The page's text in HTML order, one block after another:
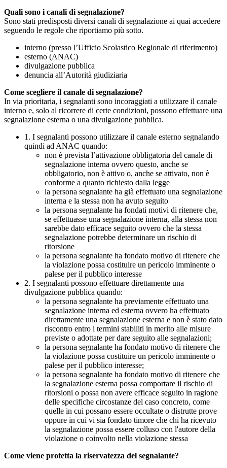
Quali sono i canali di segnalazione?
Sono stati predisposti diversi canali di segnalazione ai quai accedere
seguendo le regole che riportiamo più sotto.
interno (presso l’Ufficio Scolastico Regionale di riferimento)
esterno (ANAC)
divulgazione pubblica
denuncia all’Autorità giudiziaria
Come scegliere il canale di segnalazione?
In via prioritaria, i segnalanti sono incoraggiati a utilizzare il canale
interno e, solo al ricorrere di certe condizioni, possono effettuare una
segnalazione esterna o una divulgazione pubblica.
1. I segnalanti possono utilizzare il canale esterno segnalando
quindi ad ANAC quando:
non è prevista l’attivazione obbligatoria del canale di
segnalazione interna ovvero questo, anche se
obbligatorio, non è attivo o, anche se attivato, non è
conforme a quanto richiesto dalla legge
la persona segnalante ha già effettuato una segnalazione
interna e la stessa non ha avuto seguito
la persona segnalante ha fondati motivi di ritenere che,
se effettuasse una segnalazione interna, alla stessa non
sarebbe dato efficace seguito ovvero che la stessa
segnalazione potrebbe determinare un rischio di
ritorsione
la persona segnalante ha fondato motivo di ritenere che
la violazione possa costituire un pericolo imminente o
palese per il pubblico interesse
2. I segnalanti possono effettuare direttamente una
divulgazione pubblica quando:
la persona segnalante ha previamente effettuato una
segnalazione interna ed esterna ovvero ha effettuato
direttamente una segnalazione esterna e non è stato dato
riscontro entro i termini stabiliti in merito alle misure
previste o adottate per dare seguito alle segnalazioni;
la persona segnalante ha fondato motivo di ritenere che
la violazione possa costituire un pericolo imminente o
palese per il pubblico interesse;
la persona segnalante ha fondato motivo di ritenere che
la segnalazione esterna possa comportare il rischio di
ritorsioni o possa non avere efficace seguito in ragione
delle specifiche circostanze del caso concreto, come
quelle in cui possano essere occultate o distrutte prove
oppure in cui vi sia fondato timore che chi ha ricevuto
la segnalazione possa essere colluso con l'autore della
violazione o coinvolto nella violazione stessa
Come viene protetta la riservatezza del segnalante?